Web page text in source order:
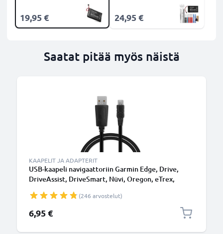
19,95 € 24,95 €
Saatat pitää myös näistä
KAAPELIT JA ADAPTERIT
USB-kaapeli navigaattoriin Garmin Edge, Drive,
DriveAssist, DriveSmart, Nüvi, Oregon, eTrex,
(246 arvostelut)
6,95 €